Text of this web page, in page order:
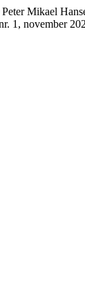
Peter Mikael
1, november